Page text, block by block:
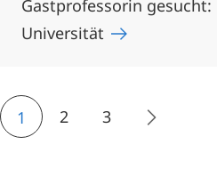
Gastprofessorin
Universität
1 2 3